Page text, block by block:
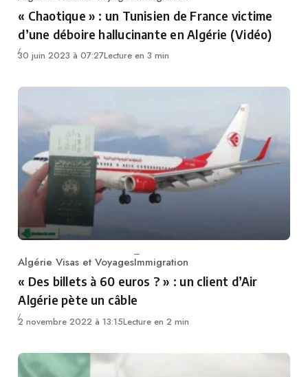
Category
« Chaotique » : un Tunisien de France victime
d’une déboire hallucinante en Algérie (Vidéo)
30 juin 2023 à 07:27Lecture en 3 min
Category
Algérie Visas et VoyagesImmigration
« Des billets à 60 euros ? » : un client d’Air
Algérie pète un câble
2 novembre 2022 à 13:15Lecture en 2 min